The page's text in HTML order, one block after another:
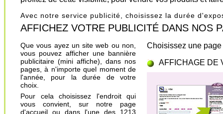
Avec notre service publicité, choisissez la durée
AFFICHEZ VOTRE PUBLICITÉ DANS NOS
Que vous ayez un site web ou non,
vous pouvez afficher une bannière
publicitaire (mini affiche), dans nos
pages, à n'importe quel moment de
l'année, pour la durée de votre
choix.
Pour cela choisissez l'endroit qui
vous convient, sur notre page
d'accueil ou dans l'une des 1213
Choisissez une
AFFICHAGE DE